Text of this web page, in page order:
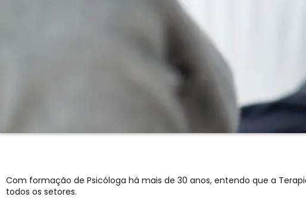
Com formação de Psicóloga há mais de 30 anos, entendo que a
todos os setores.